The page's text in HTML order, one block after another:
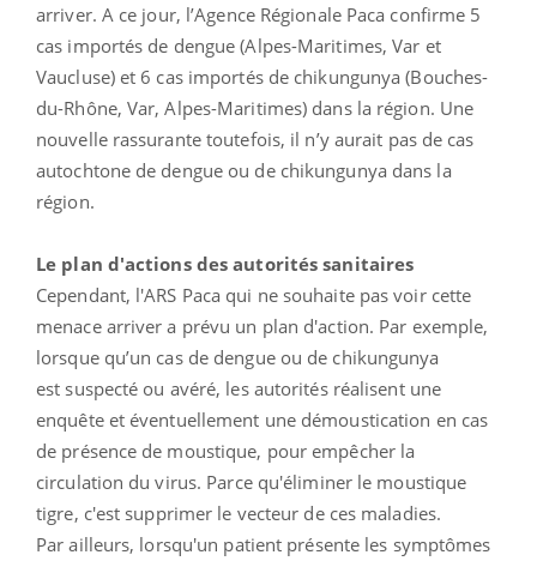
arriver. A ce jour, l’Agence Régionale Paca confirme 5
cas importés de dengue (Alpes-Maritimes, Var et
Vaucluse) et 6 cas importés de chikungunya (Bouches-
du-Rhône, Var, Alpes-Maritimes) dans la région. Une
nouvelle rassurante toutefois, il n’y aurait pas de cas
autochtone de dengue ou de chikungunya dans la
région.
Le plan d'actions des autorités sanitaires
Cependant, l'ARS Paca qui ne souhaite pas voir cette
menace arriver a prévu un plan d'action. Par exemple,
lorsque qu’un cas de dengue ou de chikungunya
est suspecté ou avéré, les autorités réalisent une
enquête et éventuellement une démoustication en cas
de présence de moustique, pour empêcher la
circulation du virus. Parce qu'éliminer le moustique
tigre, c'est supprimer le vecteur de ces maladies.
Par ailleurs, lorsqu'un patient présente les symptômes